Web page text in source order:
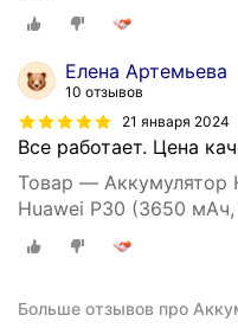
Елена Артемьева
10 отзывов
21 января 2024
Все работает. Цена
Товар — Аккумулятор
Huawei P30 (3650 мАч,
Больше отзывов про